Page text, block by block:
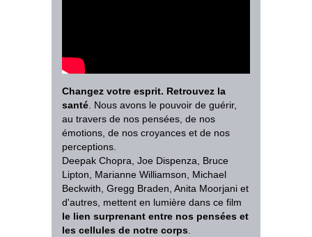
Changez votre esprit. Retrouvez la
santé. Nous avons le pouvoir de guérir,
au travers de nos pensées, de nos
émotions, de nos croyances et de nos
perceptions.
Deepak Chopra, Joe Dispenza, Bruce
Lipton, Marianne Williamson, Michael
Beckwith, Gregg Braden, Anita Moorjani et
d'autres, mettent en lumière dans ce film
le lien surprenant entre nos pensées et
les cellules de notre corps.